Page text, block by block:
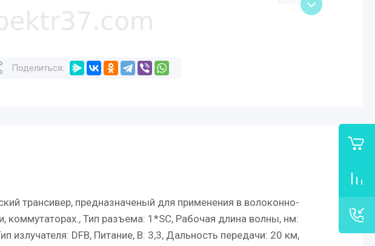
Поделиться:
трансивер, предназначеный для применения в волоконно-
коммутаторах., Тип разъема: 1*SC, Рабочая длина волны, нм:
DFB, Питание, В: 3,3, Дальность передачи: 20 км,